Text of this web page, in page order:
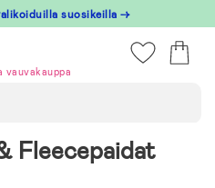
suosikeilla →
vauvakauppa
Fleecepaidat